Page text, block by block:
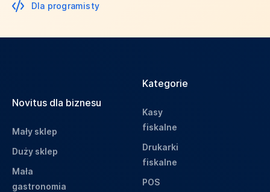
Dla programisty
Novitus dla biznesu
Mały sklep
Duży sklep
Mała
gastronomia
Kategorie
Kasy
fiskalne
Drukarki
fiskalne
POS